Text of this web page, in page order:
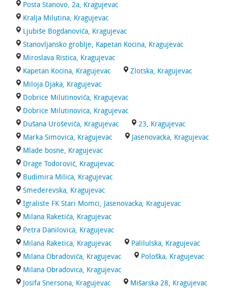
Posta Stanovo, 2a, Kragujevac
Kralja Milutina, Kragujevac
Ljubiše Bogdanovića, Kragujevac
Stanovljansko groblje, Kapetan Kocina, Kragujevac
Miroslava Ristica, Kragujevac
Kapetan Kocina, Kragujevac
Zlotska, Kragujevac
Miloja Djaka, Kragujevac
Dobrice Milutinovića, Kragujevac
Dobrice Milutinovica, Kragujevac
Dušana Uroševića, Kragujevac
23, Kragujevac
Marka Simovica, Kragujevac
Jasenovacka, Kragujevac
Mlade bosne, Kragujevac
Drage Todorović, Kragujevac
Budimira Milica, Kragujevac
Smederevska, Kragujevac
Igraliste FK Stari Momci, Jasenovacka, Kragujevac
Milana Raketića, Kragujevac
Petra Danilovica, Kragujevac
Milana Raketica, Kragujevac
Palilulska, Kragujevac
Milana Obradovića, Kragujevac
Pološka, Kragujevac
Milana Obradovica, Kragujevac
Josifa Snersona, Kragujevac
Mišarska 28, Kragujevac